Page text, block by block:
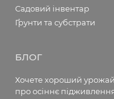
Садовий інвентар
Ґрунти та субстрати
БЛОГ
Хочете хороший
про осіннє